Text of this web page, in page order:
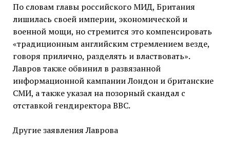
По словам главы российского МИД, Британия
лишилась своей империи, экономической и
военной мощи, но стремится это компенсировать
«традиционным английским стремлением везде,
говоря прилично, разделять и властвовать».
Лавров также обвинил в развязанной
информационной кампании Лондон и британские
СМИ, а также указал на позорный скандал с
отставкой гендиректора BBC.
Другие заявления Лаврова